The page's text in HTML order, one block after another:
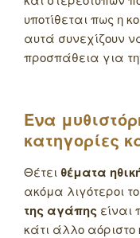
υποτίθεται πως η
αυτά συνεχίζουν
προσπάθεια για
Ένα
κατηγορίες
Θέτει θέματα
ακόμα λιγότεροι
της αγάπης είναι
κάτι άλλο αόριστο